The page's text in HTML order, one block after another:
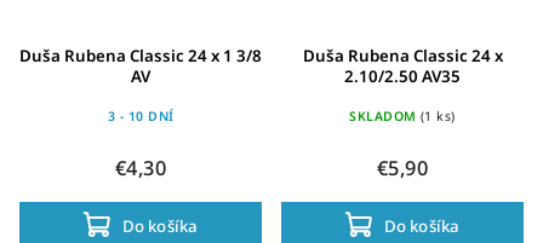
Duša Rubena Classic 24 x 1 3/8
AV
3 - 10 DNÍ
€4,30
Do košíka
Duša Rubena Classic 24 x
2.10/2.50 AV35
SKLADOM (1 ks)
€5,90
Do košíka